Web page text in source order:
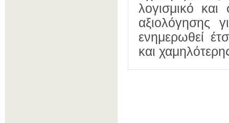
λογισμικό
αξιολόγησης
ενημερωθεί
και